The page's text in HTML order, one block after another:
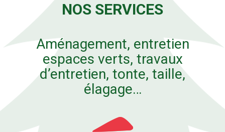
NOS SERVICES
Aménagement, entretien
espaces verts, travaux
d’entretien, tonte, taille,
élagage…